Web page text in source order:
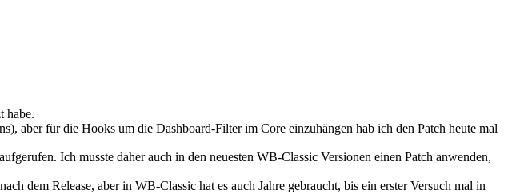
habe.
aber für die Hooks um die Dashboard-Filter im Core einzuhängen hab ich den Patch heute mal
Ich musste daher auch in den neuesten WB-Classic Versionen einen Patch anwenden,
dem Release, aber in WB-Classic hat es auch Jahre gebraucht, bis ein erster Versuch mal in